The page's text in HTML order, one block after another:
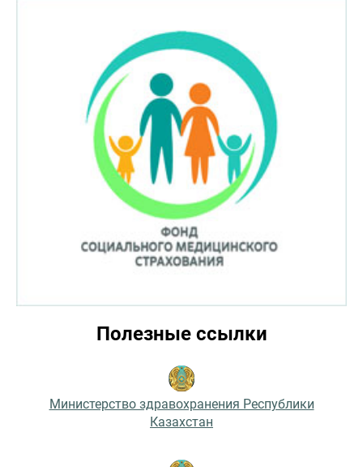
Полезные ссылки
Министерство здравохранения Республики
Казахстан